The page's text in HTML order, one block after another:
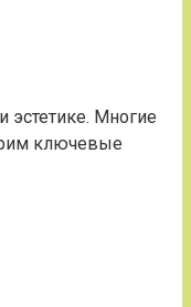
эстетике. Многие
ключевые